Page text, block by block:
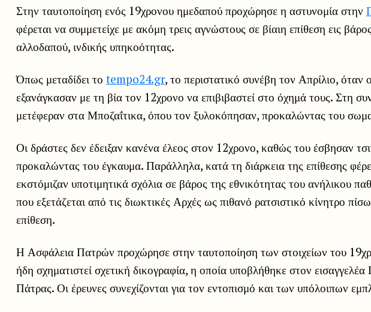
Στην ταυτοποίηση ενός 19χρονου ημεδαπού προχώρησε η αστυνομία στην
φέρεται να συμμετείχε με ακόμη τρεις αγνώστους σε βίαιη επίθεση εις
αλλοδαπού, ινδικής υπηκοότητας.
Όπως μεταδίδει το tempo24.gr, το περιστατικό συνέβη τον Απρίλιο, όταν
εξανάγκασαν με τη βία τον 12χρονο να επιβιβαστεί στο όχημά τους. Στη
μετέφεραν στα Μποζαΐτικα, όπου τον ξυλοκόπησαν, προκαλώντας του
Οι δράστες δεν έδειξαν κανένα έλεος στον 12χρονο, καθώς του έσβησαν
προκαλώντας του έγκαυμα. Παράλληλα, κατά τη διάρκεια της επίθεσης
εκστόμιζαν υποτιμητικά σχόλια σε βάρος της εθνικότητας του ανήλικου
που εξετάζεται από τις διωκτικές Αρχές ως πιθανό ρατσιστικό κίνητρο
επίθεση.
Η Ασφάλεια Πατρών προχώρησε στην ταυτοποίηση των στοιχείων του
ήδη σχηματιστεί σχετική δικογραφία, η οποία υποβλήθηκε στον
Πάτρας. Οι έρευνες συνεχίζονται για τον εντοπισμό και των υπόλοιπων